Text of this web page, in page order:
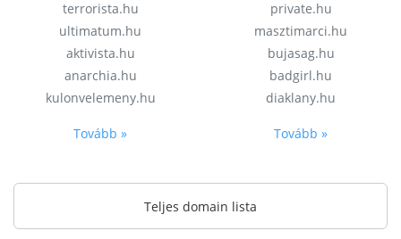
terrorista.hu
ultimatum.hu
aktivista.hu
anarchia.hu
kulonvelemeny.hu
Tovább »
private.hu
masztimarci.hu
bujasag.hu
badgirl.hu
diaklany.hu
Tovább »
Teljes domain lista